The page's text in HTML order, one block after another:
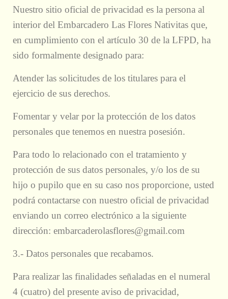
Nuestro sitio oficial de privacidad es la persona al
interior del Embarcadero Las Flores Nativitas que,
en cumplimiento con el artículo 30 de la LFPD, ha
sido formalmente designado para:
Atender las solicitudes de los titulares para el
ejercicio de sus derechos.
Fomentar y velar por la protección de los datos
personales que tenemos en nuestra posesión.
Para todo lo relacionado con el tratamiento y
protección de sus datos personales, y/o los de su
hijo o pupilo que en su caso nos proporcione, usted
podrá contactarse con nuestro oficial de privacidad
enviando un correo electrónico a la siguiente
dirección: embarcaderolasflores@gmail.com
3.- Datos personales que recabamos.
Para realizar las finalidades señaladas en el numeral
4 (cuatro) del presente aviso de privacidad,